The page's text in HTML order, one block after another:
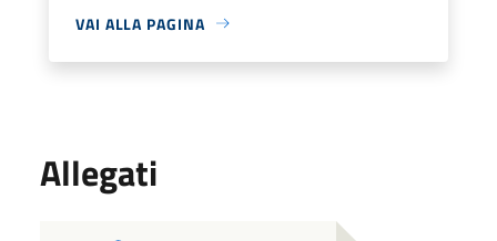
VAI ALLA PAGINA
Allegati